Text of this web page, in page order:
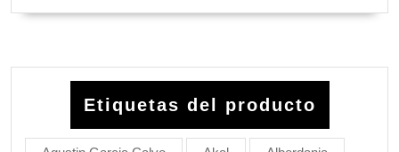
Etiquetas del producto